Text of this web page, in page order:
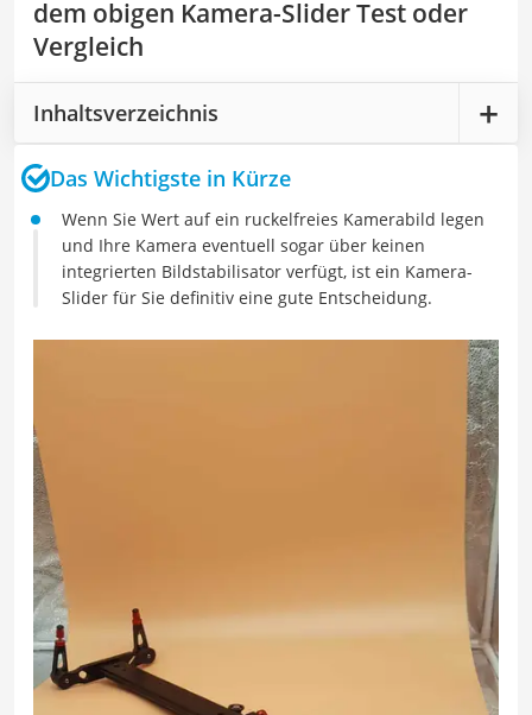
dem obigen Kamera-Slider Test oder
Vergleich
Inhaltsverzeichnis
Das Wichtigste in Kürze
Wenn Sie Wert auf ein ruckelfreies Kamerabild legen
und Ihre Kamera eventuell sogar über keinen
integrierten Bildstabilisator verfügt, ist ein Kamera-
Slider für Sie definitiv eine gute Entscheidung.